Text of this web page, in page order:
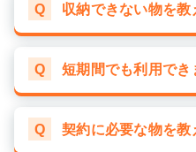
Q 収納できない物を教
Q 短期間でも利用でき
Q 契約に必要な物を教